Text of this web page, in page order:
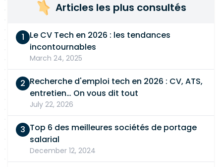
Articles les plus consultés
Le CV Tech en 2026 : les tendances
incontournables
March 24, 2025
Recherche d'emploi tech en 2026 : CV, ATS,
entretien… On vous dit tout
July 22, 2026
Top 6 des meilleures sociétés de portage
salarial
December 12, 2024